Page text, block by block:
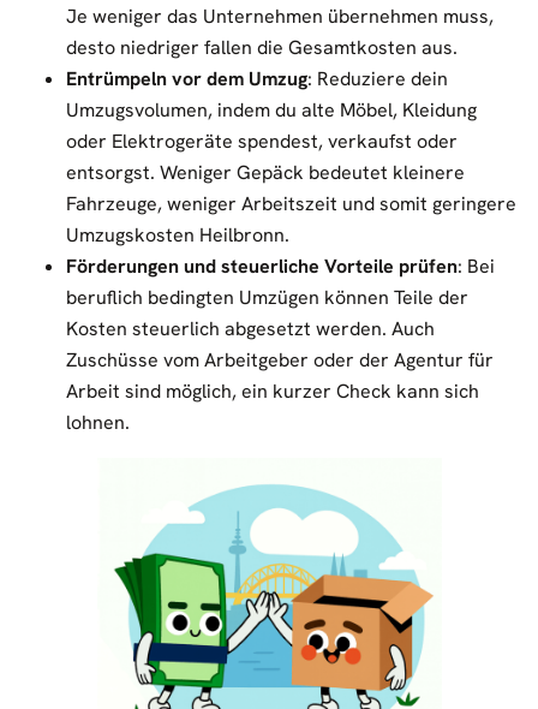
Je weniger das Unternehmen übernehmen muss,
desto niedriger fallen die Gesamtkosten aus.
Entrümpeln vor dem Umzug: Reduziere dein
Umzugsvolumen, indem du alte Möbel, Kleidung
oder Elektrogeräte spendest, verkaufst oder
entsorgst. Weniger Gepäck bedeutet kleinere
Fahrzeuge, weniger Arbeitszeit und somit geringere
Umzugskosten Heilbronn.
Förderungen und steuerliche Vorteile prüfen: Bei
beruflich bedingten Umzügen können Teile der
Kosten steuerlich abgesetzt werden. Auch
Zuschüsse vom Arbeitgeber oder der Agentur für
Arbeit sind möglich, ein kurzer Check kann sich
lohnen.